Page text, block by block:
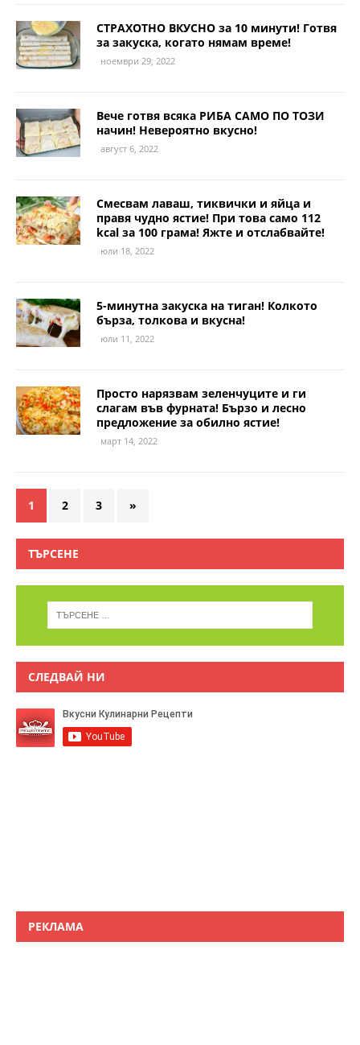
СТРАХОТНО ВКУСНО за 10 минути! Готвя
за закуска, когато нямам време!
ноември 29, 2022
Вече готвя всяка РИБА САМО ПО ТОЗИ
начин! Невероятно вкусно!
август 6, 2022
Смесвам лаваш, тиквички и яйца и
правя чудно ястие! При това само 112
kcal за 100 грама! Яжте и отслабвайте!
юли 18, 2022
5-минутна закуска на тиган! Колкото
бърза, толкова и вкусна!
юли 11, 2022
Просто нарязвам зеленчуците и ги
слагам във фурната! Бързо и лесно
предложение за обилно ястие!
март 14, 2022
1 2 3 »
ТЪРСЕНЕ
СЛЕДВАЙ НИ
РЕКЛАМА